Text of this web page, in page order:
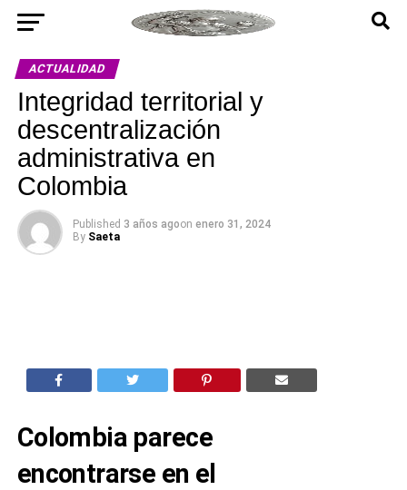
ACTUALIDAD
Integridad territorial y
descentralización
administrativa en
Colombia
Published 3 años agoon enero 31, 2024
By Saeta
Colombia parece
encontrarse en el